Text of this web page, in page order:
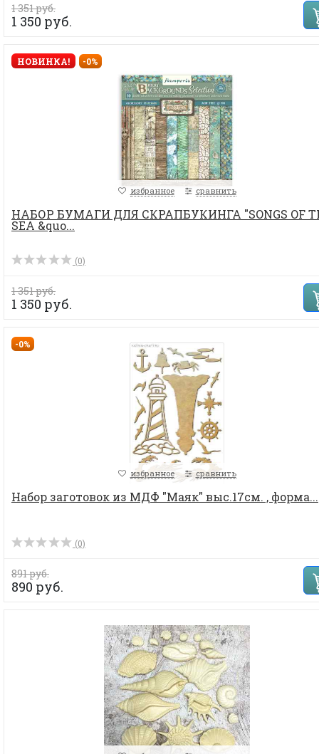
1 351 руб.
1 350 руб.
НОВИНКА! -0%
избранное сравнить
НАБОР БУМАГИ ДЛЯ СКРАПБУКИНГА "SONGS OF
SEA &quo...
(0)
1 351 руб.
1 350 руб.
-0%
избранное сравнить
Набор заготовок из МДФ "Маяк" выс.17см. , форма...
(0)
891 руб.
890 руб.